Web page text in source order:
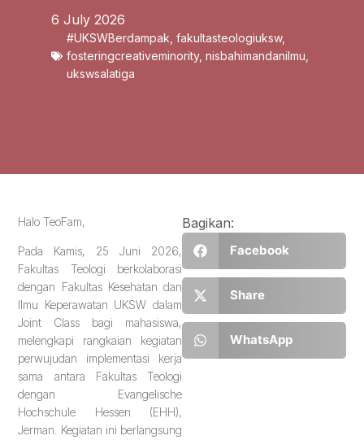
6 July 2026
#UKSWBerdampak fakultasteologiuksw,
fosteringcreativeminority, nisbahimandanilmu
ukswsalatiga
Halo TeoFam,
Pada Kamis, 25 Juni 2026,
Fakultas Teologi berkolaborasi
dengan Fakultas Kesehatan dan
Ilmu Keperawatan UKSW dalam
Joint Class bagi mahasiswa,
melengkapi rangkaian kegiatan
perwujudan implementasi kerja
sama antara Fakultas Teologi
dengan Evangelische
Hochschule Hessen (EHH),
Jerman. Kegiatan ini berlangsung
Bagikan:
Facebook
Share
WhatsApp